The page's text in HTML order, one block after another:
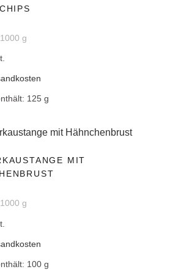
1000 g
125 g
MIT
1000 g
100 g